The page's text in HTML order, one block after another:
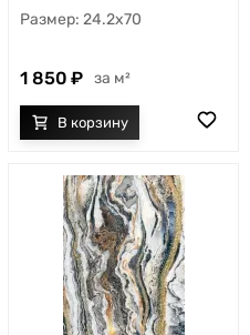
24.2x70
1 850 м²